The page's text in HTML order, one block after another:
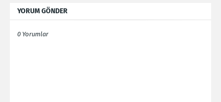
YORUM GÖNDER
0 Yorumlar